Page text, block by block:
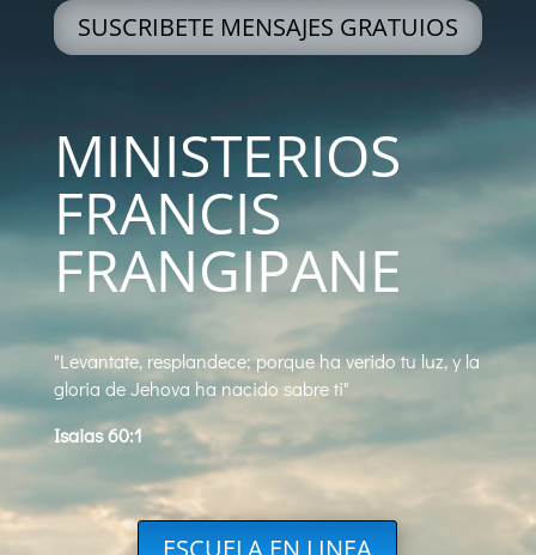
SUSCRIBETE MENSAJES GRATUIOS
MINISTERIOS
FRANCIS
FRANGIPANE
"Levantate, resplandece; porque ha verido tu luz, y la
gloria de Jehova ha nacido sabre ti"
Isaias 60:1
ESCUELA EN LINEA